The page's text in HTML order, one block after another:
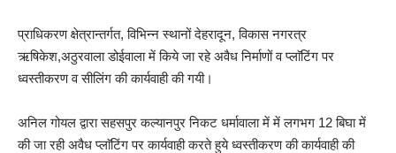
प्राधिकरण क्षेत्रान्तर्गत, विभिन्न स्थानों देहरादून, विकास नगरत्र
ऋषिकेश,अठुरवाला डोईवाला में किये जा रहे अवैध निर्माणों व प्लाॅटिंग पर
ध्वस्तीकरण व सीलिंग की कार्यवाही की गयी।
अनिल गोयल द्वारा सहसपुर कल्यानपुर निकट धर्मावाला में में लगभग 12 बिघा में
की जा रही अवैध प्लाॅटिंग पर कार्यवाही करते हुये ध्वस्तीकरण की कार्यवाही की